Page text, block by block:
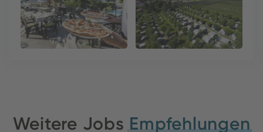
Weitere Jobs Empfehlungen